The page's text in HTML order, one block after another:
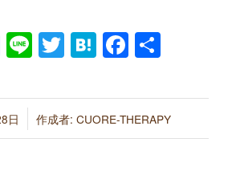
LineTwitter
Hatena共
日 作成者:CUORE-THERAPY